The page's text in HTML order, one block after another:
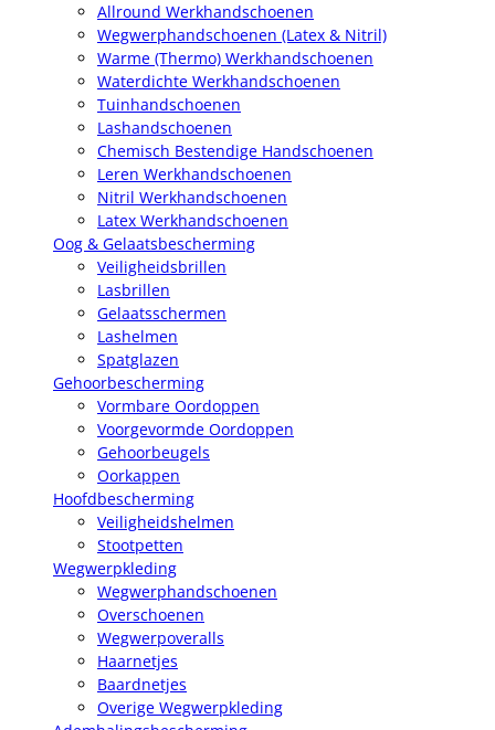
Allround Werkhandschoenen
Wegwerphandschoenen (Latex & Nitril)
Warme (Thermo) Werkhandschoenen
Waterdichte Werkhandschoenen
Tuinhandschoenen
Lashandschoenen
Chemisch Bestendige Handschoenen
Leren Werkhandschoenen
Nitril Werkhandschoenen
Latex Werkhandschoenen
Oog & Gelaatsbescherming
Veiligheidsbrillen
Lasbrillen
Gelaatsschermen
Lashelmen
Spatglazen
Gehoorbescherming
Vormbare Oordoppen
Voorgevormde Oordoppen
Gehoorbeugels
Oorkappen
Hoofdbescherming
Veiligheidshelmen
Stootpetten
Wegwerpkleding
Wegwerphandschoenen
Overschoenen
Wegwerpoveralls
Haarnetjes
Baardnetjes
Overige Wegwerpkleding